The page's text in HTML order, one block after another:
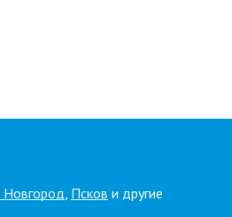
Новгород, Псков и другие